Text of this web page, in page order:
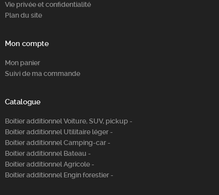
Vie privée et confidentialité
Plan du site
Mon compte
Mon panier
Suivi de ma commande
Catalogue
Boitier additionnel Voiture, SUV, pickup -
Boitier additionnel Utilitaire léger -
Boitier additionnel Camping-car -
Boitier additionnel Bateau -
Boitier additionnel Agricole -
Boitier additionnel Engin forestier -